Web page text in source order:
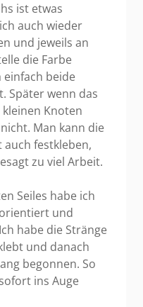
ist etwas
auch wieder
und jeweils an
die Farbe
einfach beide
Später wenn das
Knoten
Man kann die
festkleben,
zu viel Arbeit.
Seiles habe ich
und
habe die Stränge
und danach
begonnen. So
ins Auge